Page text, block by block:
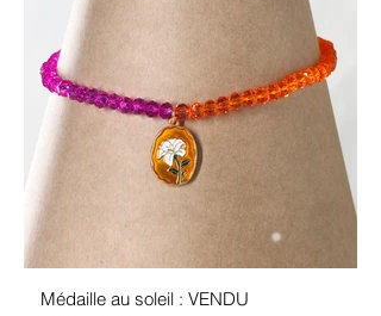
Médaille au soleil : VENDU